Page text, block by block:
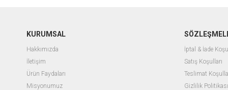
KURUMSAL
Hakkımızda
İletişim
Ürün Faydaları
Misyonumuz
İptal & İade
Satış Koşulları
Teslimat
Gizlilik Politikası